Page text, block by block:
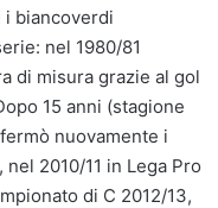
i biancoverdi
nel 1980/81
di misura grazie al gol
15 anni (stagione
nuovamente i
2010/11 in Lega Pro
di C 2012/13,